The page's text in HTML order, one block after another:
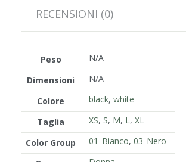
RECENSIONI (0)
Peso
N/A
Dimensioni
N/A
Colore
black, white
Taglia
XS, S, M, L, XL
Color Group
01_Bianco, 03_Nero